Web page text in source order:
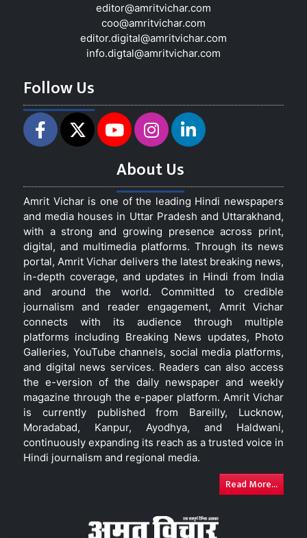
editor@amritvichar.com
coo@amritvichar.com
editor.digital@amritvichar.com
info.digtal@amritvichar.com
Follow Us
About Us
Amrit Vichar is one of the leading Hindi newspapers
and media houses in Uttar Pradesh and Uttarakhand,
with a strong and growing presence across print,
digital, and multimedia platforms. Through its news
portal, Amrit Vichar delivers the latest breaking news,
in-depth coverage, and updates in Hindi from India
and around the world. Committed to credible
journalism and reader engagement, Amrit Vichar
connects with its audience through multiple
platforms including Breaking News updates, Photo
Galleries, YouTube channels, social media platforms,
and digital news services. Readers can also access
the e-version of the daily newspaper and weekly
magazine through the e-paper platform. Amrit Vichar
is currently published from Bareilly, Lucknow,
Moradabad, Kanpur, Ayodhya, and Haldwani,
continuously expanding its reach as a trusted voice in
Hindi journalism and regional media.
Read More...